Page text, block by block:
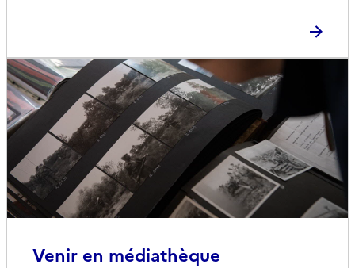
Venir en médiathèque